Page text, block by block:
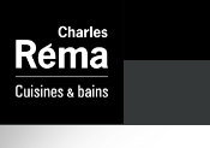
REVENDEUR